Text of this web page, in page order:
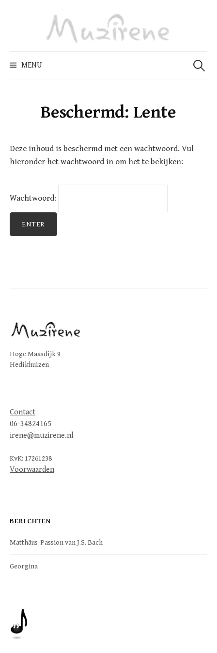
MENU
Zoeken
naar:
Beschermd: Lente
Deze inhoud is beschermd met een wachtwoord. Vul
hieronder het wachtwoord in om het te bekijken:
Wachtwoord:
Hoge Maasdijk 9
Hedikhuizen
Contact
06-34824165
irene@muzirene.nl
KvK: 17261238
Voorwaarden
BERICHTEN
Matthäus-Passion van J.S. Bach
Georgina